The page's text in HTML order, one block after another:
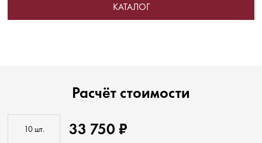
КАТАЛОГ
Расчёт стоимости
33 750 ₽